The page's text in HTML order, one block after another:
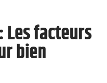
facteurs
bien